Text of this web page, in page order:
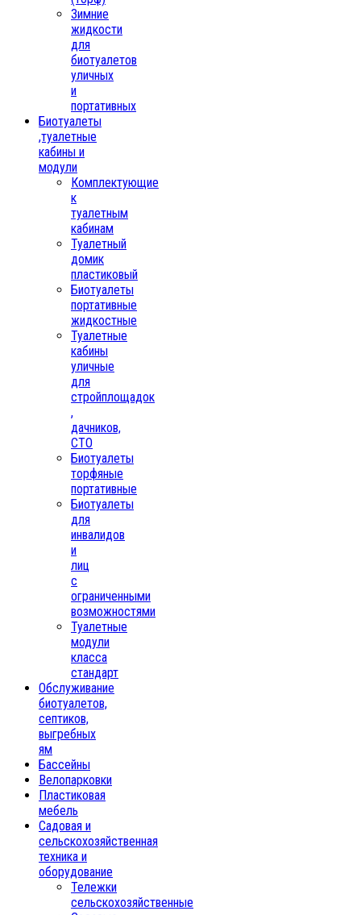
Зимние
жидкости
для
биотуалетов
уличных
и
портативных
Биотуалеты
,туалетные
кабины и
модули
Комплектующие
к
туалетным
кабинам
Туалетный
домик
пластиковый
Биотуалеты
портативные
жидкостные
Туалетные
кабины
уличные
для
стройплощадок
,
дачников,
СТО
Биотуалеты
торфяные
портативные
Биотуалеты
для
инвалидов
и
лиц
с
ограниченными
возможностями
Туалетные
модули
класса
стандарт
Обслуживание
биотуалетов,
септиков,
выгребных
ям
Бассейны
Велопарковки
Пластиковая
мебель
Садовая и
сельскохозяйственная
техника и
оборудование
Тележки
сельскохозяйственные